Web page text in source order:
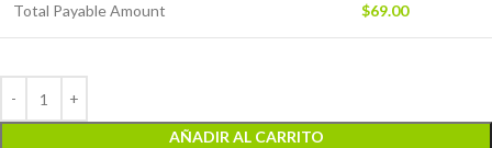
Total Payable Amount $69.00
AÑADIR AL CARRITO